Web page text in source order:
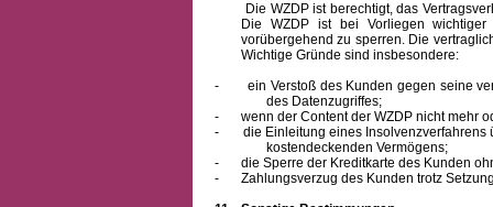
Die WZDP ist berechtigt, das
Die WZDP ist bei Vorliegen
vorübergehend zu sperren. Die
Wichtige Gründe sind insbesondere:
-
ein Verstoß des Kunden gegen seine
des Datenzugriffes;
-
wenn der Content der WZDP nicht mehr
-
die Einleitung eines
kostendeckenden Vermögens;
-
die Sperre der Kreditkarte des Kunden
-
Zahlungsverzug des Kunden trotz